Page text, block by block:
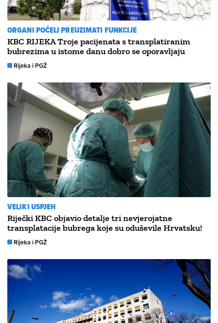
ORGANI POČELI PREUZIMATI FUNKCIJE
KBC RIJEKA Troje pacijenata s transplatiranim
bubrezima u istome danu dobro se oporavljaju
Rijeka i PGŽ
VELIKI USPJEH
Riječki KBC objavio detalje tri nevjerojatne
transplatacije bubrega koje su oduševile Hrvatsku!
Rijeka i PGŽ